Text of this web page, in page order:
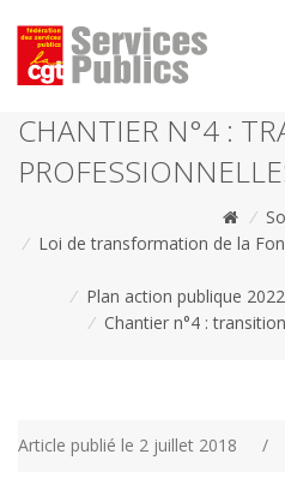
CHANTIER N°4 :
/
/ Loi de transformation de la
/ Plan action publique 2022
/ Chantier n°4 :
Article publié le 2 juillet 2018 /